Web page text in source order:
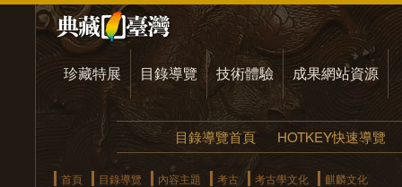
珍藏特展 目錄導覽 技術體驗 成果網站資源
目錄導覽首頁 HOTKEY快速導覽
首頁 目錄導覽 內容主題 考古 考古學文化
麒麟文化